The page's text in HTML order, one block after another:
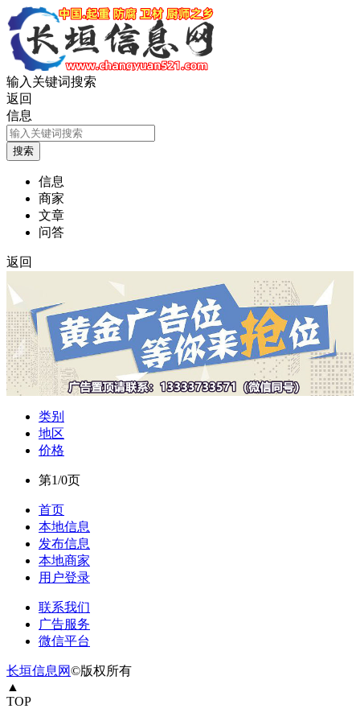
输入关键词搜索
返回
信息
信息
商家
文章
问答
返回
类别
地区
价格
第1/0页
首页
本地信息
发布信息
本地商家
用户登录
联系我们
广告服务
微信平台
长垣信息网©版权所有
▲
TOP